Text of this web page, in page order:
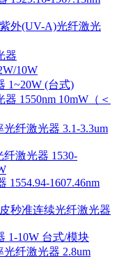
外(UV-A)光纤激光
器
10W
1~20W (台式)
1550nm 10mW（＜
纤激光器 3.1-3.3um
纤激光器 1530-
1607.46nm
秒准连续光纤激光器
1-10W 台式/模块
纤激光器 2.8um